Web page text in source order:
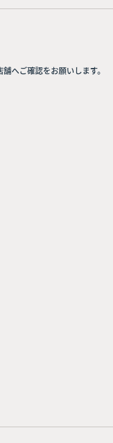
へご確認をお願いします。